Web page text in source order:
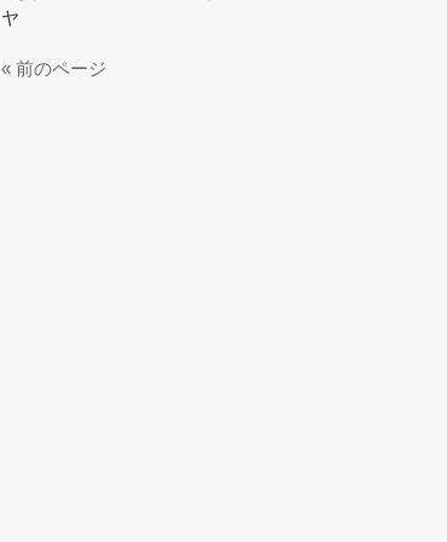
ヤ
« 前のページ